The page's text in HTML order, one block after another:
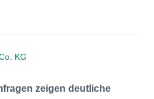
KG
zeigen deutliche